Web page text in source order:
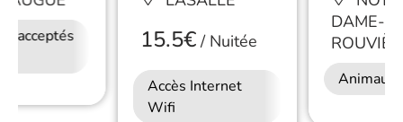
acceptés
Accès Internet
15.5€/Nuitée
Accès Internet
Wifi
DAME-
Animaux